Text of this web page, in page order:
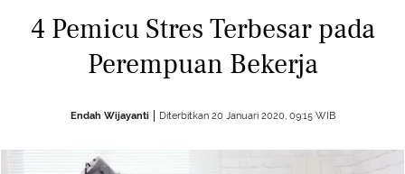
4 Pemicu Stres Terbesar pada
Perempuan Bekerja
Endah Wijayanti Diterbitkan 20 Januari 2020, 09:15 WIB